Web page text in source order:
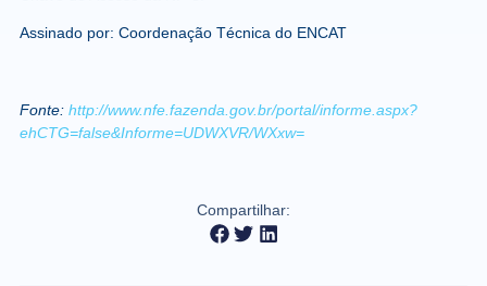
Assinado por: Coordenação Técnica do ENCAT
Fonte: http://www.nfe.fazenda.gov.br/portal/informe.aspx?
ehCTG=false&Informe=UDWXVR/WXxw=
Compartilhar: